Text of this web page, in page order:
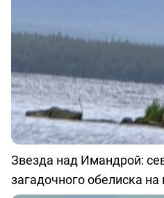
Звезда над Имандрой:
загадочного обелиска